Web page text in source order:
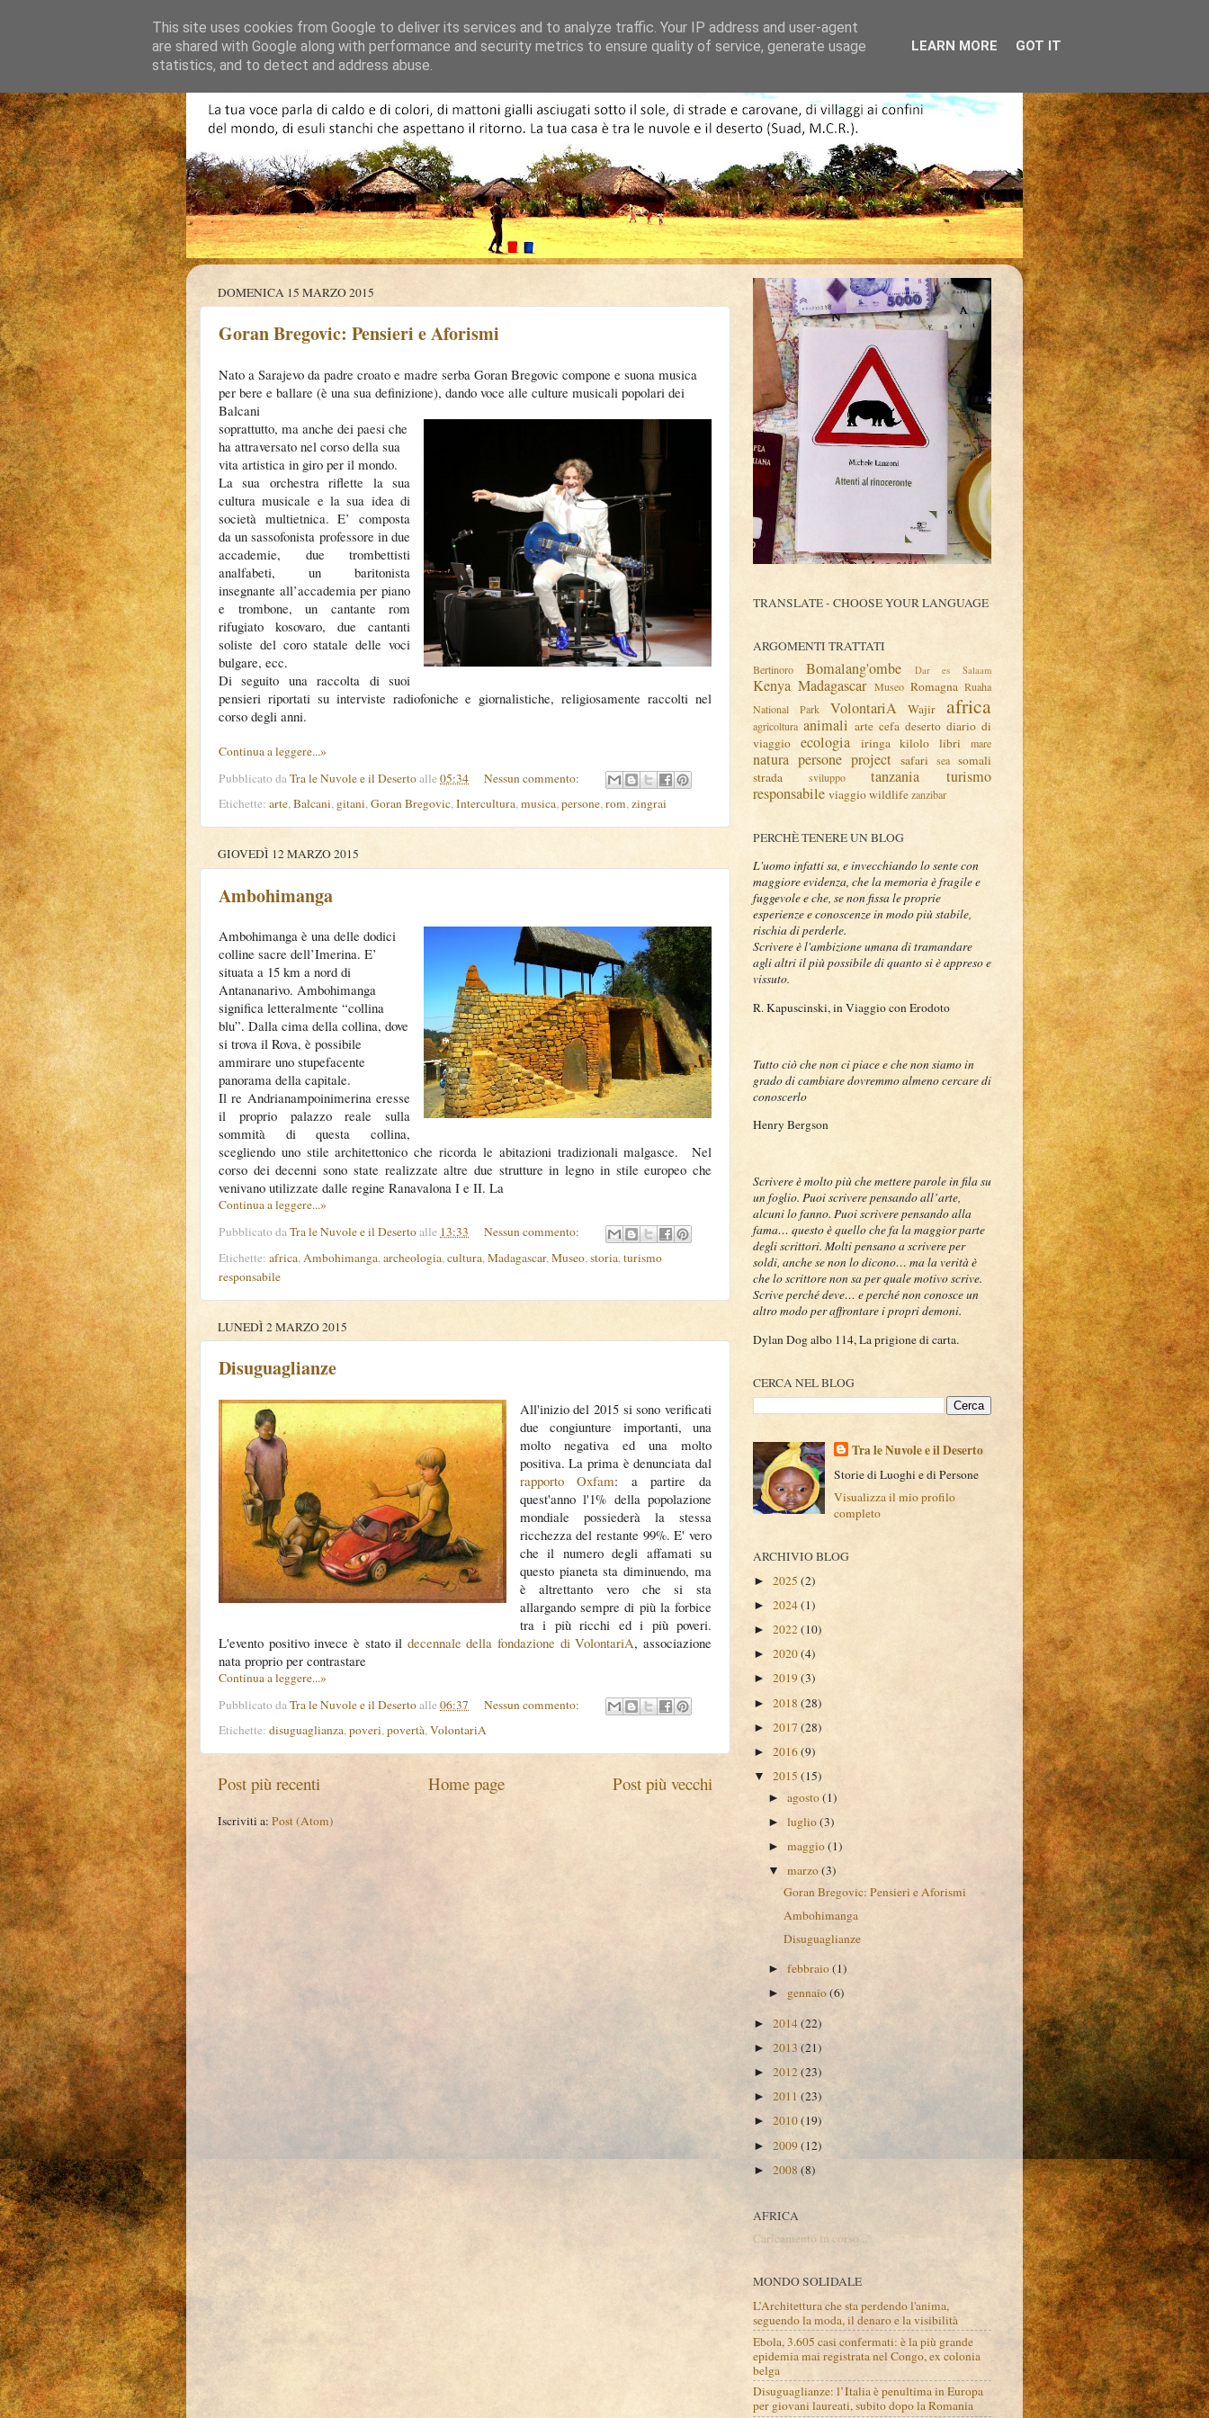
DOMENICA 15 MARZO 2015
Goran Bregovic: Pensieri e Aforismi
Nato a Sarajevo da padre croato e madre serba Goran Bregovic compone e suona musica
per bere e ballare (è una sua definizione), dando voce alle culture musicali popolari dei
Balcani
soprattutto, ma anche dei paesi che
ha attraversato nel corso della sua
vita artistica in giro per il mondo.
La sua orchestra riflette la sua
cultura musicale e la sua idea di
società multietnica. E’ composta
da un sassofonista professore in due
accademie, due trombettisti
analfabeti, un baritonista
insegnante all’accademia per piano
e trombone, un cantante rom
rifugiato kosovaro, due cantanti
soliste del coro statale delle voci
bulgare, ecc.
Di seguito una raccolta di suoi
pensieri riportati su interviste radiofoniche e giornalistiche, religiosamente raccolti nel
corso degli anni.
Continua a leggere...»
Pubblicato daTra le Nuvole e il Desertoalle 05:34
Nessun commento:
Etichette: arte,Balcani, gitani,Goran Bregovic,Intercultura,musica,persone,rom,zingrai
GIOVEDÌ 12 MARZO 2015
Ambohimanga
Ambohimanga è una delle dodici
colline sacre dell’Imerina. E’
situata a 15 km a nord di
Antananarivo. Ambohimanga
significa letteralmente “collina
blu”. Dalla cima della collina, dove
si trova il Rova, è possibile
ammirare uno stupefacente
panorama della capitale.
Il re Andrianampoinimerina eresse
il proprio palazzo reale sulla
sommità di questa collina,
scegliendo uno stile architettonico che ricorda le abitazioni tradizionali malgasce.
Nel
corso dei decenni sono state realizzate altre due strutture in legno in stile europeo che
venivano utilizzate dalle regine Ranavalona I e II. La
Continua a leggere...»
Pubblicato daTra le Nuvole e il Desertoalle 13:33
Nessun commento:
Etichette: africa, Ambohimanga, archeologia, cultura, Madagascar, Museo, storia, turismo
responsabile
LUNEDÌ 2 MARZO 2015
Disuguaglianze
All'inizio del 2015 si sono verificati
due congiunture importanti, una
molto negativa ed una molto
positiva. La prima è denunciata dal
rapporto Oxfam: a partire da
quest'anno l'1% della popolazione
mondiale possiederà la stessa
ricchezza del restante 99%. E' vero
che il numero degli affamati su
questo pianeta sta diminuendo, ma
è altrettanto vero che si sta
allargando sempre di più la forbice
tra i più ricchi ed i più poveri.
L'evento positivo invece è stato il decennale della fondazione di VolontariA, associazione
nata proprio per contrastare
Continua a leggere...»
Pubblicato daTra le Nuvole e il Desertoalle 06:37
Nessun commento:
Etichette: disuguaglianza,poveri,povertà,VolontariA
Post più recenti Post più vecchi
Home page
Iscriviti a: Post (Atom)
TRANSLATE - CHOOSE YOUR LANGUAGE
ARGOMENTI TRATTATI
Bertinoro Bomalang'ombe Dar es Salaam
Kenya Madagascar Museo Romagna Ruaha
National Park
VolontariA Wajir africa
agricoltura animali arte cefa deserto diario di
viaggio
ecologia iringa kilolo libri mare
natura persone project safari sea somali
strada
sviluppo tanzania
turismo
responsabile viaggiowildlifezanzibar
PERCHÈ TENERE UN BLOG
L'uomo infatti sa, e invecchiando lo sente con
maggiore evidenza, che la memoria è fragile e
fuggevole e che, se non fissa le proprie
esperienze e conoscenze in modo più stabile,
rischia di perderle.
Scrivere è l'ambizione umana di tramandare
agli altri il più possibile di quanto si è appreso e
vissuto.
R. Kapuscinski, in Viaggio con Erodoto
Tutto ciò che non ci piace e che non siamo in
grado di cambiare dovremmo almeno cercare di
conoscerlo
Henry Bergson
Scrivere è molto più che mettere parole in fila su
un foglio. Puoi scrivere pensando all’arte,
alcuni lo fanno. Puoi scrivere pensando alla
fama… questo è quello che fa la maggior parte
degli scrittori. Molti pensano a scrivere per
soldi, anche se non lo dicono… ma la verità è
che lo scrittore non sa per quale motivo scrive.
Scrive perché deve… e perché non conosce un
altro modo per affrontare i propri demoni.
Dylan Dog albo 114, La prigione di carta.
CERCA NEL BLOG
Tra le Nuvole e il Deserto
Storie di Luoghi e di Persone
Visualizza il mio profilo
completo
ARCHIVIO BLOG
► 2025 (2)
► 2024(1)
► 2022(10)
► 2020(4)
► 2019 (3)
► 2018 (28)
► 2017 (28)
► 2016(9)
▼ 2015 (15)
►agosto(1)
►luglio(3)
►maggio(1)
▼marzo(3)
Goran Bregovic: Pensieri e Aforismi
Ambohimanga
Disuguaglianze
►febbraio(1)
► gennaio(6)
► 2014(22)
► 2013 (21)
► 2012(23)
► 2011 (23)
► 2010(19)
► 2009 (12)
► 2008 (8)
AFRICA
Caricamento in corso...
MONDO SOLIDALE
L’Architettura che sta perdendo l'anima,
seguendo la moda, il denaro e la visibilità
Ebola, 3.605 casi confermati: è la più grande
epidemia mai registrata nel Congo, ex colonia
belga
Disuguaglianze: l’Italia è penultima in Europa
per giovani laureati, subito dopo la Romania
This site uses cookies from Google to deliver its services and to analyze traffic. Your IP address and user-agent
are shared with Google along with performance and security metrics to ensure quality of service, generate usage
statistics, and to detect and address abuse.
LEARN MORE GOT IT